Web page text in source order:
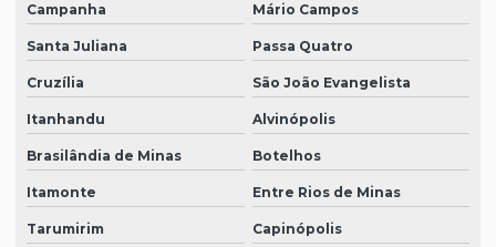
Campanha Mário Campos
Santa Juliana Passa Quatro
Cruzília São João Evangelista
Itanhandu Alvinópolis
Brasilândia de Minas Botelhos
Itamonte Entre Rios de Minas
Tarumirim Capinópolis